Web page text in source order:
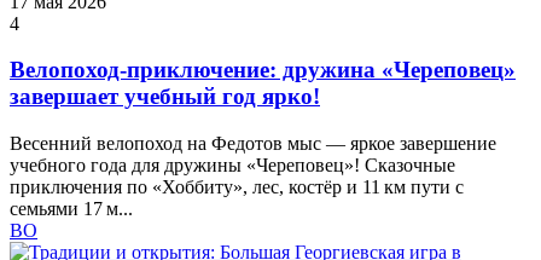
4
Велопоход-приключение: дружина «Череповец»
завершает учебный год ярко!
Весенний велопоход на Федотов мыс — яркое завершение
учебного года для дружины «Череповец»! Сказочные
приключения по «Хоббиту», лес, костёр и 11 км пути с
семьями 17 м...
ВО